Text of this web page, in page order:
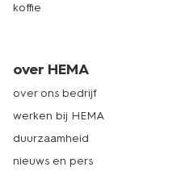
koffie
over HEMA
over ons bedrijf
werken bij HEMA
duurzaamheid
nieuws en pers